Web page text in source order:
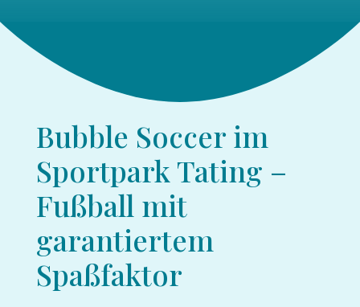
Bubble Soccer im
Sportpark Tating –
Fußball mit
garantiertem
Spaßfaktor